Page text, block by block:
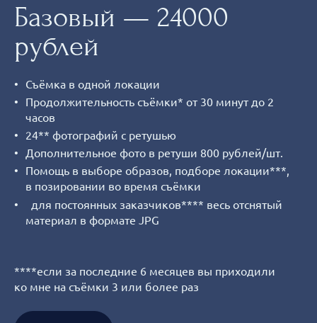
Базовый — 24000
рублей
Съёмка в одной локации
Продолжительность съёмки* от 30 минут до 2
часов
24** фотографий с ретушью
Дополнительное фото в ретуши 800 рублей/шт.
Помощь в выборе образов, подборе локации***,
в позировании во время съёмки
для постоянных заказчиков**** весь отснятый
материал в формате JPG
****если за последние 6 месяцев вы приходили
ко мне на съёмки 3 или более раз